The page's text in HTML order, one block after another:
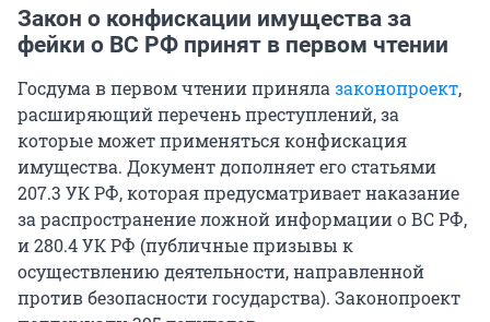
Закон о конфискации имущества за
фейки о ВС РФ принят в первом чтении
Госдума в первом чтении принялазаконопроект,
расширяющий перечень преступлений, за
которые может применяться конфискация
имущества. Документ дополняет его статьями
207.3 УК РФ, которая предусматривает наказание
за распространение ложной информации о ВС РФ,
и 280.4 УК РФ (публичные призывы к
осуществлению деятельности, направленной
против безопасности государства). Законопроект